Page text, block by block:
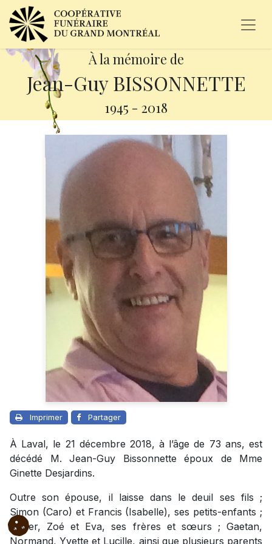
À la mémoire de
Jean-Guy BISSONNETTE
1945 - 2018
Imprimer Partager
À Laval, le 21 décembre 2018, à l’âge de 73 ans, est
décédé M. Jean-Guy Bissonnette époux de Mme
Ginette Desjardins.
Outre son épouse, il laisse dans le deuil ses fils ;
Simon (Caro) et Francis (Isabelle), ses petits-enfants ;
Xavier, Zoé et Eva, ses frères et sœurs ; Gaetan,
Normand, Yvette et Lucille, ainsi que plusieurs parents